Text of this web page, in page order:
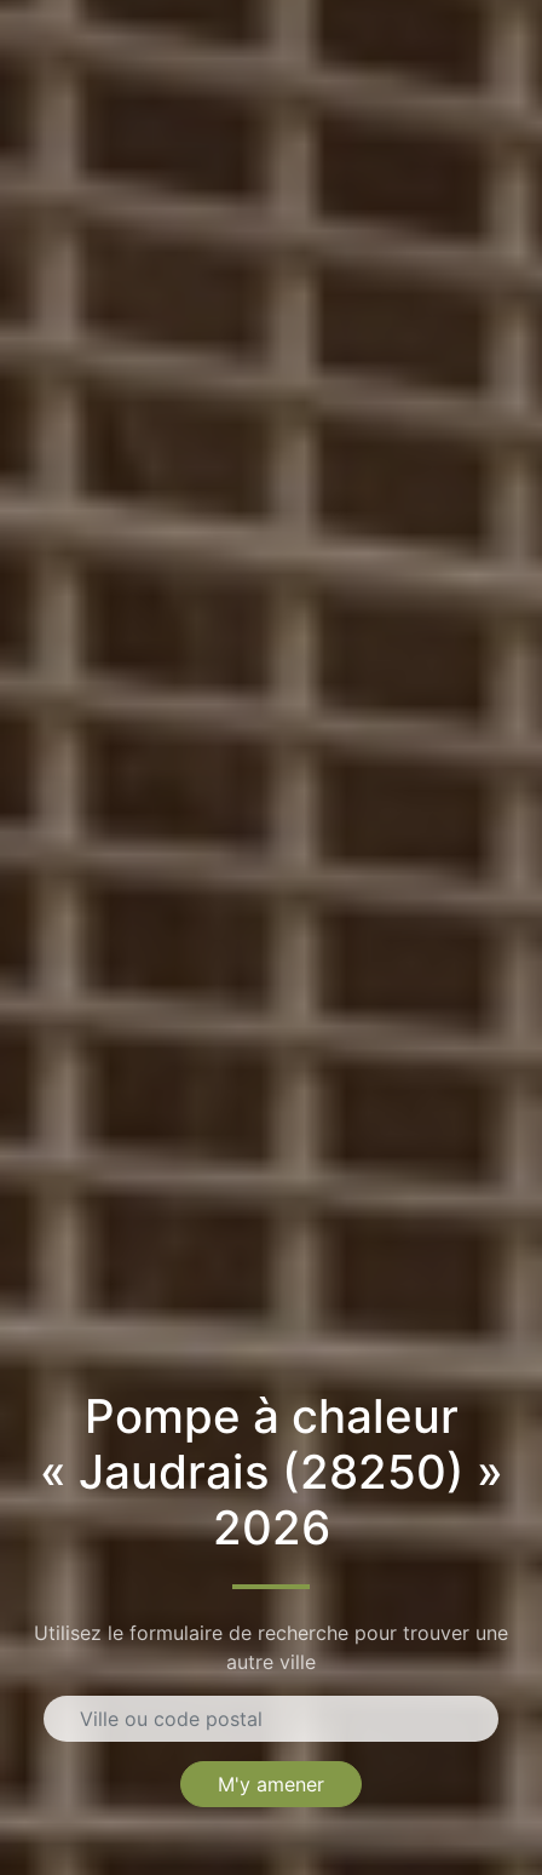
Pompe à chaleur
« Jaudrais (28250) »
2026
Utilisez le formulaire de recherche pour trouver une
autre ville
M'y amener